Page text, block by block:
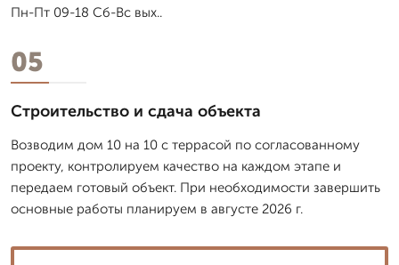
Пн-Пт 09-18 Сб-Вс вых..
05
Строительство и сдача объекта
Возводим дом 10 на 10 с террасой по согласованному
проекту, контролируем качество на каждом этапе и
передаем готовый объект. При необходимости завершить
основные работы планируем в августе 2026 г.